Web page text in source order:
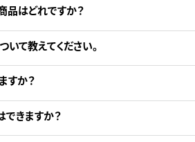
品はどれですか？
て教えてください。
すか？
きますか？